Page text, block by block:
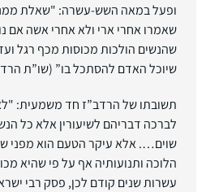
ופעל במאה השש-עשרה: "שאלת
שאמרו אחרי ארי ולא אחרי אשה אם
שהנשים הולכות מכוסות מכף רגל
שיוכל האדם להסתכל בו” (שו”ת
תשובתו של הרדב”ז חד משמעית: "לא
לברכה דבריהם לשיעורין אלא כל
שוים…. אלא עיקר הטעם הוא מפני
הלוכה ותנועותיה אף על פי שהיא
עשרות שנים קודם לכן, פסק רבי